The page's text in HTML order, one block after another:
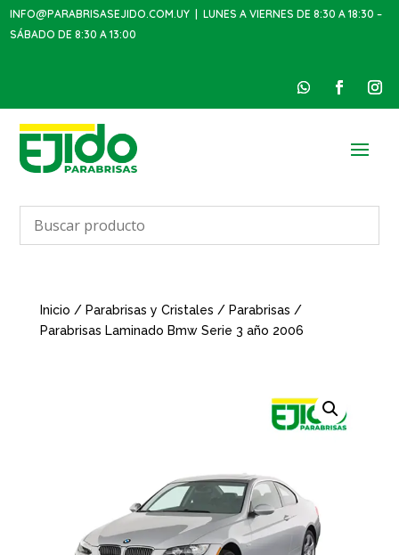
INFO@PARABRISASEJIDO.COM.UY | LUNES A VIERNES DE 8:30 A 18:30 –
SÁBADO DE 8:30 A 13:00
Inicio / Parabrisas y Cristales / Parabrisas /
Parabrisas Laminado Bmw Serie 3 año 2006